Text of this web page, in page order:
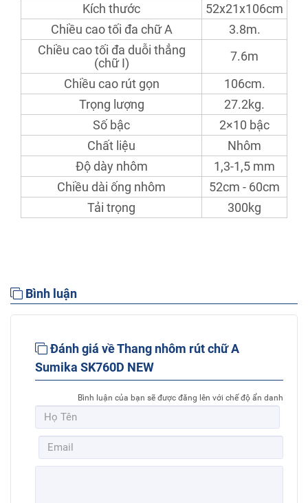
Kích thước
52x21x106cm
Chiều cao tối đa chữ A
3.8m.
Chiều cao tối đa duỗi thẳng
(chữ I)
7.6m
Chiều cao rút gọn
106cm.
Trọng lượng
27.2kg.
Số bậc
2×10 bậc
Chất liệu
Nhôm
Độ dày nhôm
1,3-1,5 mm
Chiều dài ống nhôm
52cm - 60cm
Tải trọng
300kg
Bình luận
Đánh giá về Thang nhôm rút chữ A
Sumika SK760D NEW
Bình luận của bạn sẽ được đăng lên với chế độ ẩn danh